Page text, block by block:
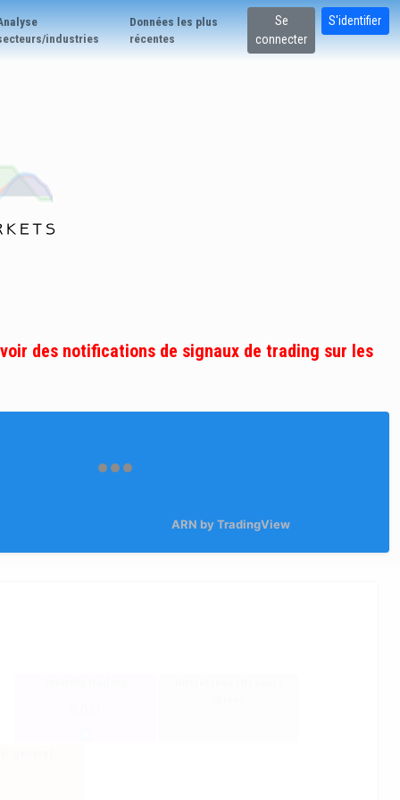
industries
Données les plus
récentes
Se
connecter
S'identifier
des notifications de signaux de trading sur les
ARN by TradingView